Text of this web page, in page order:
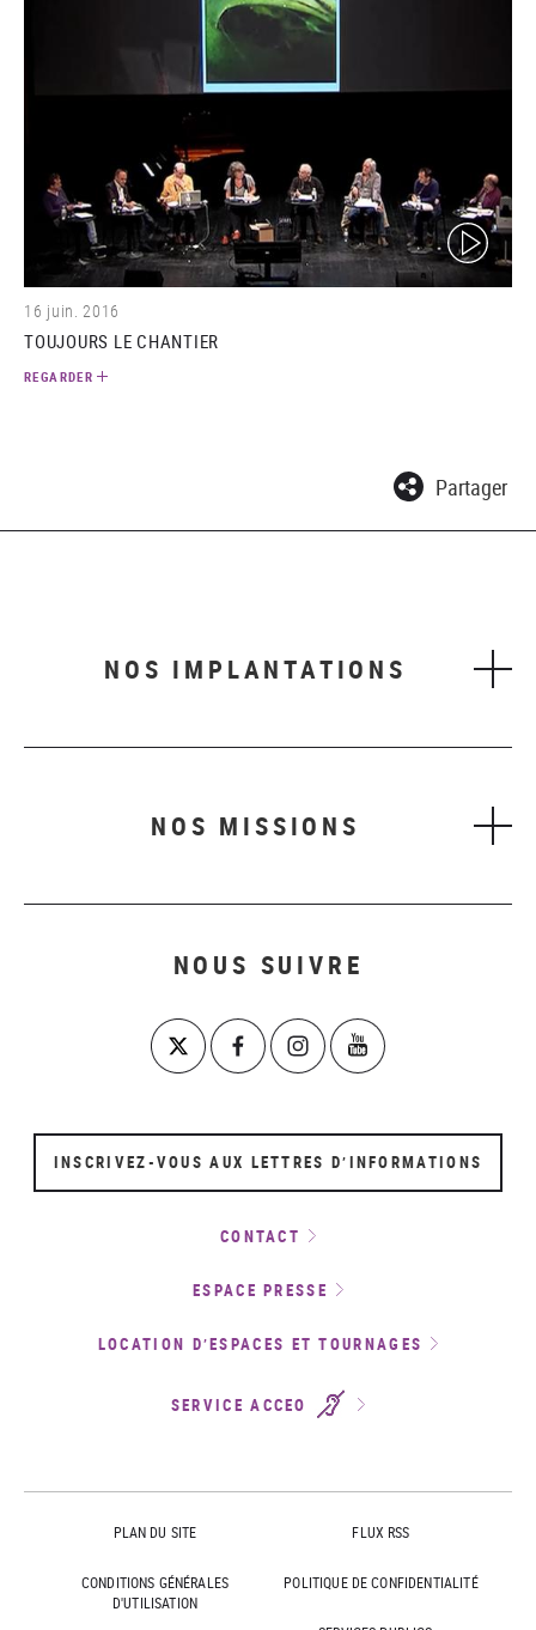
(video)
16 juin. 2016
TOUJOURS LE CHANTIER
REGARDER
Partager
NOS IMPLANTATIONS
NOS MISSIONS
NOUS SUIVRE
INSCRIVEZ-VOUS AUX LETTRES D’INFORMATIONS
CONTACT
ESPACE PRESSE
LOCATION D’ESPACES ET TOURNAGES
SERVICE ACCEO
PLAN DU SITE FLUX RSS
CONDITIONS GÉNÉRALES
D'UTILISATION
POLITIQUE DE CONFIDENTIALITÉ